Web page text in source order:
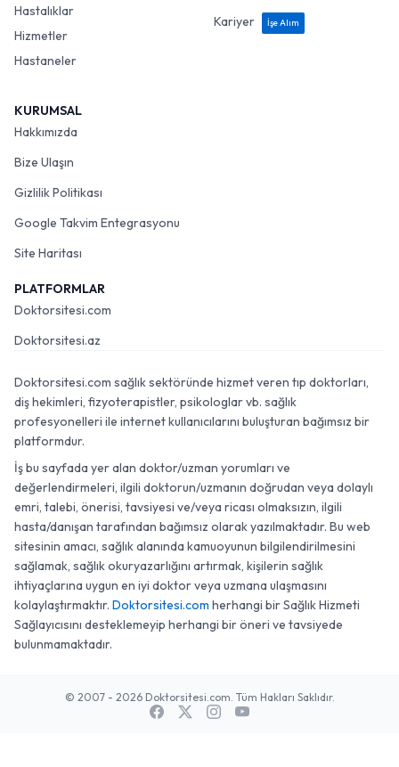
Hastalıklar
Hizmetler
Hastaneler
Kariyer
İşe Alım
KURUMSAL
Hakkımızda
Bize Ulaşın
Gizlilik Politikası
Google Takvim Entegrasyonu
Site Haritası
PLATFORMLAR
Doktorsitesi.com
Doktorsitesi.az
Doktorsitesi.com sağlık sektöründe hizmet veren tıp doktorları,
diş hekimleri, fizyoterapistler, psikologlar vb. sağlık
profesyonelleri ile internet kullanıcılarını buluşturan bağımsız bir
platformdur.
İş bu sayfada yer alan doktor/uzman yorumları ve
değerlendirmeleri, ilgili doktorun/uzmanın doğrudan veya dolaylı
emri, talebi, önerisi, tavsiyesi ve/veya ricası olmaksızın, ilgili
hasta/danışan tarafından bağımsız olarak yazılmaktadır. Bu web
sitesinin amacı, sağlık alanında kamuoyunun bilgilendirilmesini
sağlamak, sağlık okuryazarlığını artırmak, kişilerin sağlık
ihtiyaçlarına uygun en iyi doktor veya uzmana ulaşmasını
kolaylaştırmaktır. Doktorsitesi.com herhangi bir Sağlık Hizmeti
Sağlayıcısını desteklemeyip herhangi bir öneri ve tavsiyede
bulunmamaktadır.
© 2007 - 2026 Doktorsitesi.com. Tüm Hakları Saklıdır.